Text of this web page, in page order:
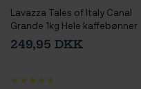
Lavazza Tales of Italy Canal
Grande 1kg Hele kaffebønner
249,95 DKK